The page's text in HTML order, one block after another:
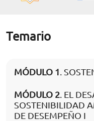
Temario
MÓDULO 1.
MÓDULO 2. EL
SOSTENIBILIDAD
DE DESEMPEÑO I